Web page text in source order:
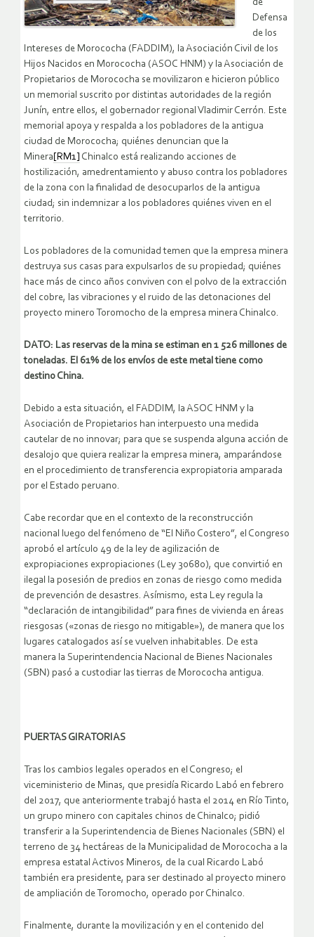
de
Defensa
de los
Intereses de Morococha (FADDIM), la Asociación Civil de los
Hijos Nacidos en Morococha (ASOC HNM) y la Asociación de
Propietarios de Morococha se movilizaron e hicieron público
un memorial suscrito por distintas autoridades de la región
Junín, entre ellos, el gobernador regional Vladimir Cerrón. Este
memorial apoya y respalda a los pobladores de la antigua
ciudad de Morococha; quiénes denuncian que la
Minera [RM1] Chinalco está realizando acciones de
hostilización, amedrentamiento y abuso contra los pobladores
de la zona con la finalidad de desocuparlos de la antigua
ciudad; sin indemnizar a los pobladores quiénes viven en el
territorio.
Los pobladores de la comunidad temen que la empresa minera
destruya sus casas para expulsarlos de su propiedad; quiénes
hace más de cinco años conviven con el polvo de la extracción
del cobre, las vibraciones y el ruido de las detonaciones del
proyecto minero Toromocho de la empresa minera Chinalco.
DATO: Las reservas de la mina se estiman en 1 526 millones de
toneladas. El 61% de los envíos de este metal tiene como
destino China.
Debido a esta situación, el FADDIM, la ASOC HNM y la
Asociación de Propietarios han interpuesto una medida
cautelar de no innovar; para que se suspenda alguna acción de
desalojo que quiera realizar la empresa minera, amparándose
en el procedimiento de transferencia expropiatoria amparada
por el Estado peruano.
Cabe recordar que en el contexto de la reconstrucción
nacional luego del fenómeno de “El Niño Costero”, el Congreso
aprobó el artículo 49 de la ley de agilización de
expropiaciones expropiaciones (Ley 30680), que convirtió en
ilegal la posesión de predios en zonas de riesgo como medida
de prevención de desastres. Asímismo, esta Ley regula la
“declaración de intangibilidad” para fines de vivienda en áreas
riesgosas («zonas de riesgo no mitigable»), de manera que los
lugares catalogados así se vuelven inhabitables. De esta
manera la Superintendencia Nacional de Bienes Nacionales
(SBN) pasó a custodiar las tierras de Morococha antigua.
PUERTAS GIRATORIAS
Tras los cambios legales operados en el Congreso; el
viceministerio de Minas, que presidía Ricardo Labó en febrero
del 2017, que anteriormente trabajó hasta el 2014 en Río Tinto,
un grupo minero con capitales chinos de Chinalco; pidió
transferir a la Superintendencia de Bienes Nacionales (SBN) el
terreno de 34 hectáreas de la Municipalidad de Morococha a la
empresa estatal Activos Mineros, de la cual Ricardo Labó
también era presidente, para ser destinado al proyecto minero
de ampliación de Toromocho, operado por Chinalco.
Finalmente, durante la movilización y en el contenido del